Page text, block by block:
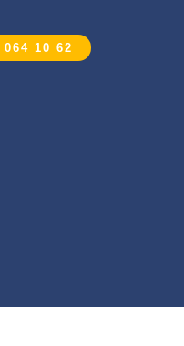
10 62